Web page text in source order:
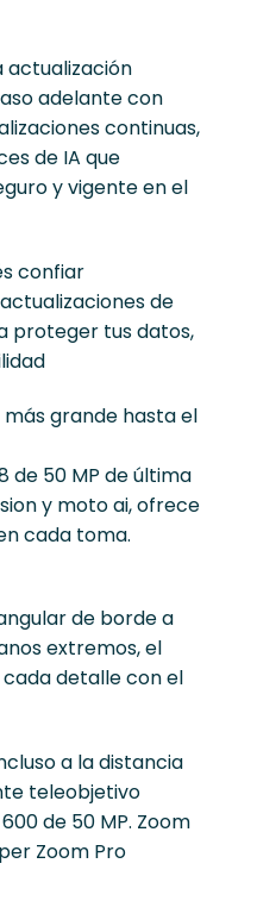
actualización
adelante con
continuas,
de IA que
y vigente en el
confiar
de
proteger tus datos,
más grande hasta el
de 50 MP de última
y moto ai, ofrece
cada toma.
de borde a
extremos, el
detalle con el
a la distancia
teleobjetivo
de 50 MP. Zoom
Zoom Pro